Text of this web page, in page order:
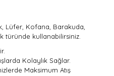
Lüfer, Kofana, Barakuda,
türünde kullanabilirsiniz.
Kolaylık Sağlar.
Maksimum Atış